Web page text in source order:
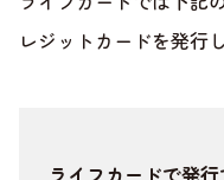
レジットカードを発行
ライフカードで発